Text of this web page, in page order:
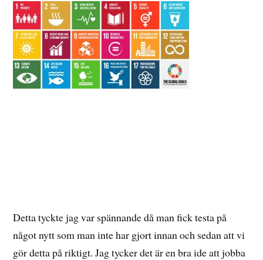
Detta tyckte jag var spännande då man fick testa på
något nytt som man inte har gjort innan och sedan att vi
gör detta på riktigt. Jag tycker det är en bra ide att jobba